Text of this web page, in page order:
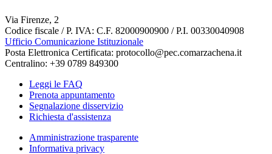
Via Firenze, 2
Codice fiscale / P. IVA: C.F. 82000900900 / P.I. 00330040908
Ufficio Comunicazione Istituzionale
Posta Elettronica Certificata: protocollo@pec.comarzachena.it
Centralino: +39 0789 849300
Leggi le FAQ
Prenota appuntamento
Segnalazione disservizio
Richiesta d'assistenza
Amministrazione trasparente
Informativa privacy